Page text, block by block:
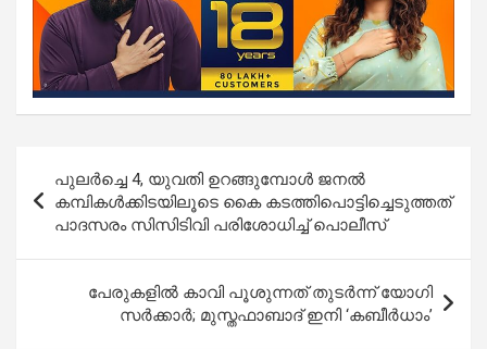
navigation
പുലർച്ചെ 4, യുവതി ഉറങ്ങുമ്പോൾ ജനൽ
കമ്പികൾക്കിടയിലൂടെ കൈ കടത്തിപൊട്ടിച്ചെടുത്തത്
പാദസരം സിസിടിവി പരിശോധിച്ച് പൊലീസ്
പേരുകളിൽ കാവി പൂശുന്നത് തുടർന്ന് യോഗി
സര്‍ക്കാര്‍; മുസ്തഫാബാദ് ഇനി ‘കബീർധാം’